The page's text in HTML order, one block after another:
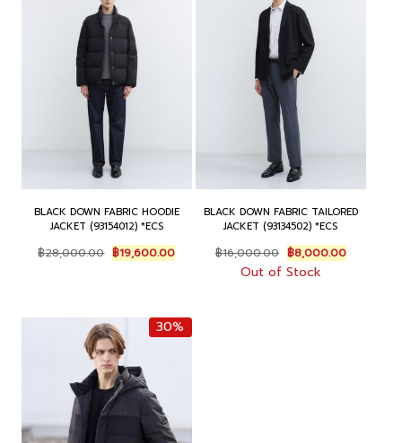
BLACK DOWN FABRIC HOODIE
JACKET (93154012) *ECS
฿28,000.00 Original
price
฿19,600.00Current
price
BLACK DOWN FABRIC TAILORED
JACKET (93134502) *ECS
฿16,000.00 Original
price
was:
฿8,000.00Current
price
Out of Stock
30%